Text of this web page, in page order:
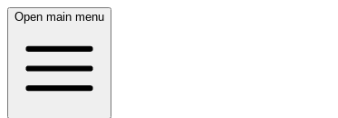
Open main menu